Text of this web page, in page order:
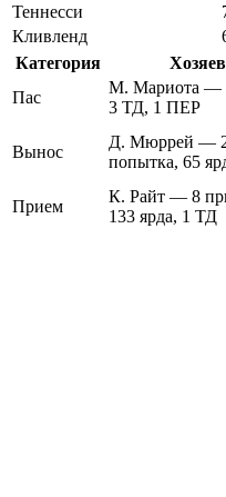
Теннесси
Кливленд
Категория
Пас
М. Мариота —
3 ТД, 1 ПЕР
Вынос
Д. Мюррей —
попытка, 65
Прием
К. Райт — 8
133 ярда, 1 ТД